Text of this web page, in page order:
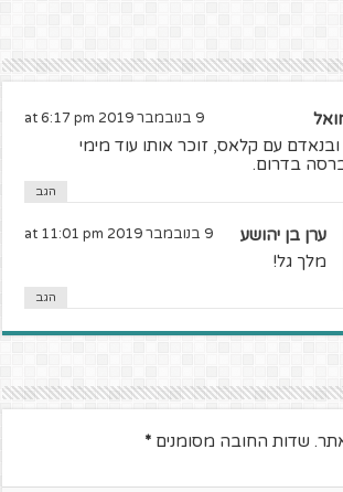
9 בנובמבר 2019 at 6:17 pm
עם קלאס, זוכר אותו עוד מימי
בדרום.
הגב
ערן בן יהושע 9 בנובמבר 2019 at 11:01 pm
מלך גל!
הגב
שדות החובה מסומנים*